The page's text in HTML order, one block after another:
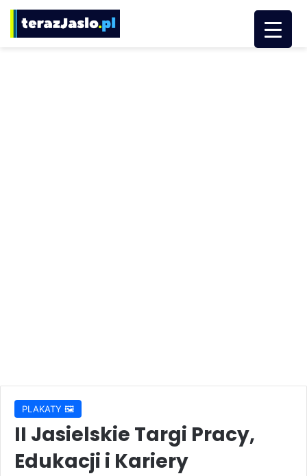
PLAKATY 🖼️
II Jasielskie Targi Pracy,
Edukacji i Kariery